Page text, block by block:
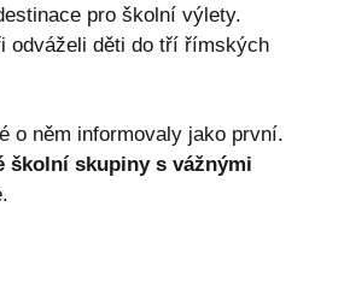
pro školní výlety.
odváželi děti do tří římských
o něm informovaly jako první.
školní skupiny s vážnými